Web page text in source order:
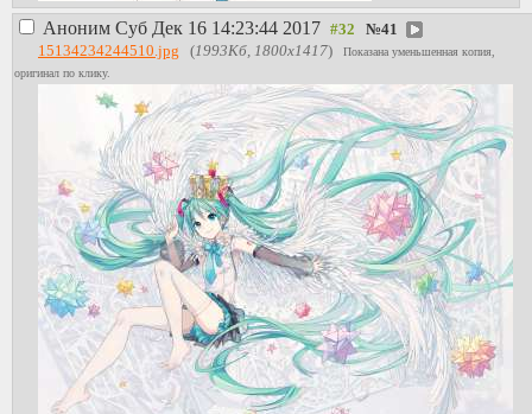
Аноним Суб Дек 16 14:23:44 2017 №41
15134234244510.jpg (1993Кб, 1800x1417)
Показана уменьшенная копия,
оригинал по клику.